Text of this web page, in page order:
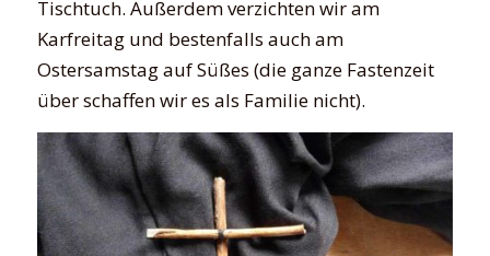
Tischtuch. Außerdem verzichten wir am
Karfreitag und bestenfalls auch am
Ostersamstag auf Süßes (die ganze Fastenzeit
über schaffen wir es als Familie nicht).